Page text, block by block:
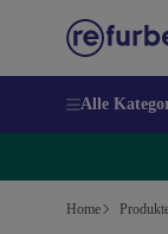
Alle
Home